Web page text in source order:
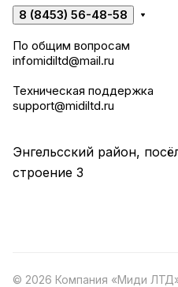
8 (8453) 56-48-58
По общим вопросам
infomidiltd@mail.ru
Техническая поддержка
support@midiltd.ru
Энгельсский район,
строение 3
© 2026 Компания «Миди